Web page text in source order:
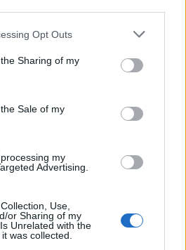
app uses one or more Google
usage behaviour. You may click to
Google and its third-party tags to
purposes in below Google
Opt Outs
Sharing of my
Sale of my
my
Advertising.
Use,
or Sharing of my
Unrelated with the
was collected.
(σ.σ.: των εμβολιασμών)
με έμμεσο
όμως, να ομολογήσει ότι
από την «πρώτη φάση».
Υγείας δημοσιοποίησε τις
όπου θα
σύμπτωση, όλα τα
είχε αναβληθεί ο
4.1 εμφανίζονται στη
δηλαδή εκεί όπου ο
στις 8.1 και στις 12.1